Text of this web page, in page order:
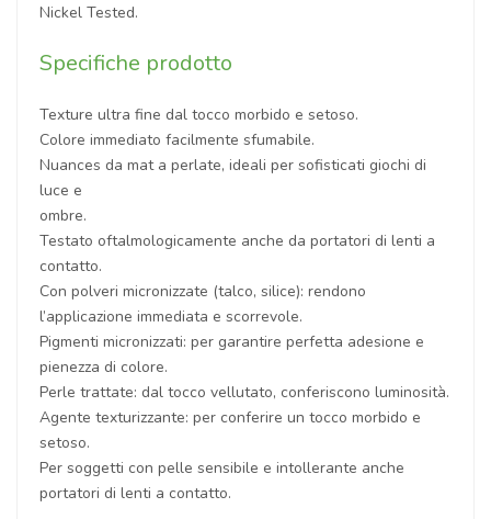
Nickel Tested.
Specifiche prodotto
Texture ultra fine dal tocco morbido e setoso.
Colore immediato facilmente sfumabile.
Nuances da mat a perlate, ideali per sofisticati giochi di
luce e
ombre.
Testato oftalmologicamente anche da portatori di lenti a
contatto.
Con polveri micronizzate (talco, silice): rendono
l’applicazione immediata e scorrevole.
Pigmenti micronizzati: per garantire perfetta adesione e
pienezza di colore.
Perle trattate: dal tocco vellutato, conferiscono luminosità.
Agente texturizzante: per conferire un tocco morbido e
setoso.
Per soggetti con pelle sensibile e intollerante anche
portatori di lenti a contatto.